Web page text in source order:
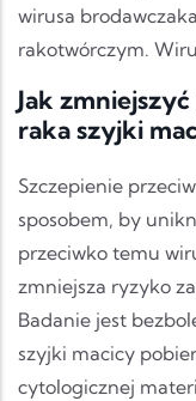
wirusa
rakotwórczym.
Jak
raka szyjki
Szczepienie
sposobem, by
przeciwko temu
zmniejsza ryzyko
Badanie jest
szyjki macicy
cytologicznej